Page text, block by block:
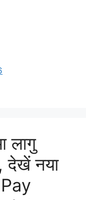
लागु
देखें नया